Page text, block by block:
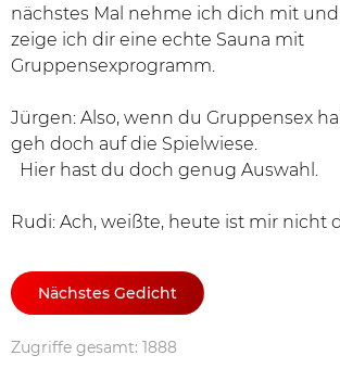
nächstes Mal nehme ich dich mit
zeige ich dir eine echte Sauna mit
Gruppensexprogramm.
Jürgen: Also, wenn du Gruppensex
geh doch auf die Spielwiese.
Hier hast du doch genug Auswahl.
Rudi: Ach, weißte, heute ist mir nicht
Nächstes Gedicht
Zugriffe gesamt: 1888